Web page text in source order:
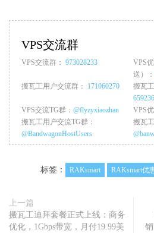
VPS交流群
VPS交流群： 973028233
VPS
送）：
搬瓦工用户交流群： 171060270
搬瓦
VPS交流TG群： @flyzyxiaozhan VPS
搬瓦工用户交流TG群：
@BandwagonHostUsers
搬瓦
标签： RAKsmart RAKsmart优
上一篇
搬瓦工迪拜套餐正式上线：商务
优化，1Gbps带宽，月付19.99美